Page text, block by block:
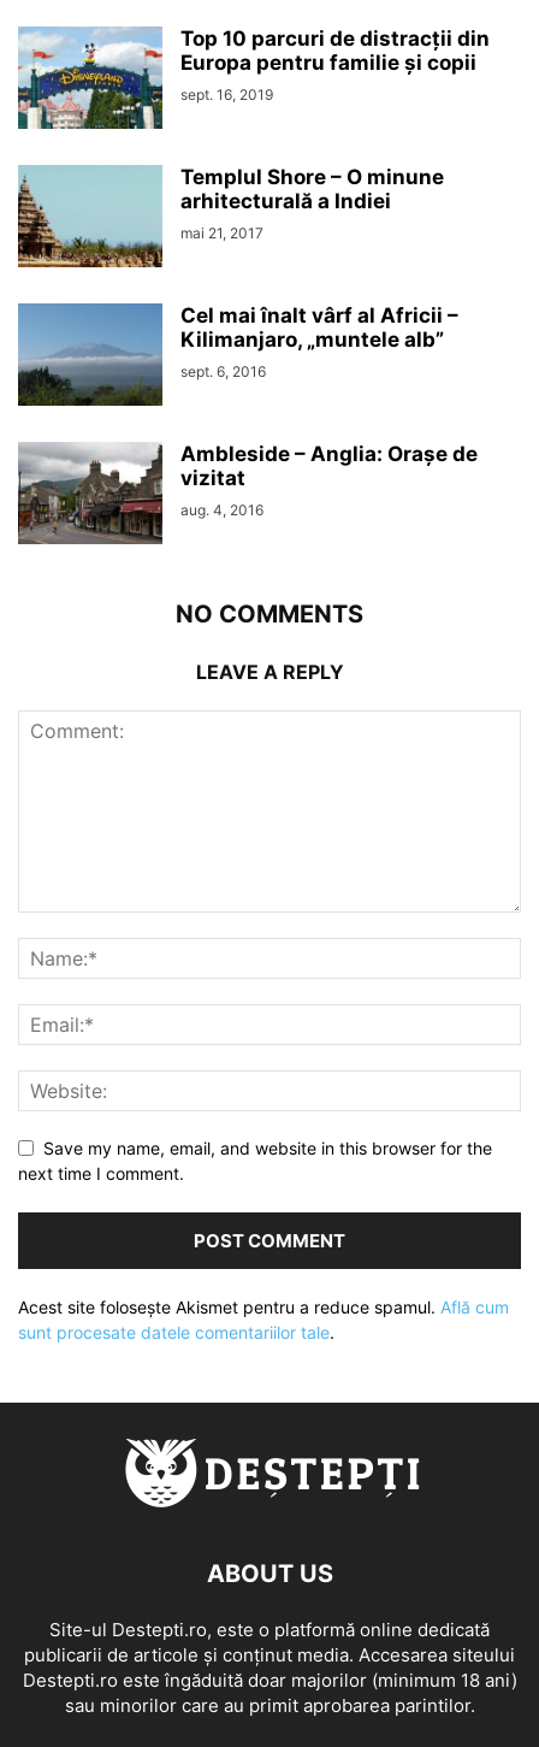
Top 10 parcuri de distracții din
Europa pentru familie și copii
sept. 16, 2019
Templul Shore – O minune
arhitecturală a Indiei
mai 21, 2017
Cel mai înalt vârf al Africii –
Kilimanjaro, „muntele alb”
sept. 6, 2016
Ambleside – Anglia: Orașe de
vizitat
aug. 4, 2016
NO COMMENTS
LEAVE A REPLY
Save my name, email, and website in this browser for the
next time I comment.
Acest site folosește Akismet pentru a reduce spamul. Află cum
sunt procesate datele comentariilor tale.
ABOUT US
Site-ul Destepti.ro, este o platformă online dedicată
publicarii de articole și conținut media. Accesarea siteului
Destepti.ro este îngăduită doar majorilor (minimum 18 ani)
sau minorilor care au primit aprobarea parintilor.